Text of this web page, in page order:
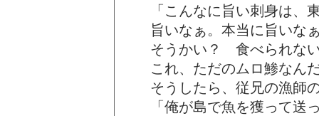
「こんなに旨い刺身は、
旨いなぁ。本当に旨いな
そうかい？ 食べられな
これ、ただのムロ鯵なん
そうしたら、従兄の漁師
「俺が島で魚を獲って送